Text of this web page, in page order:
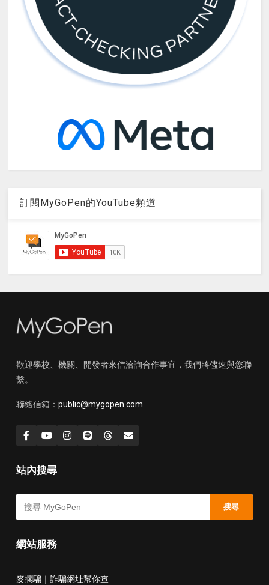
訂閱MyGoPen的YouTube頻道
歡迎學校、機關、開發者來信洽詢合作事宜，我們將儘速與您聯
繫。
聯絡信箱： public@mygopen.com
站內搜尋
搜尋
網站服務
麥擱騙｜詐騙網址幫你查